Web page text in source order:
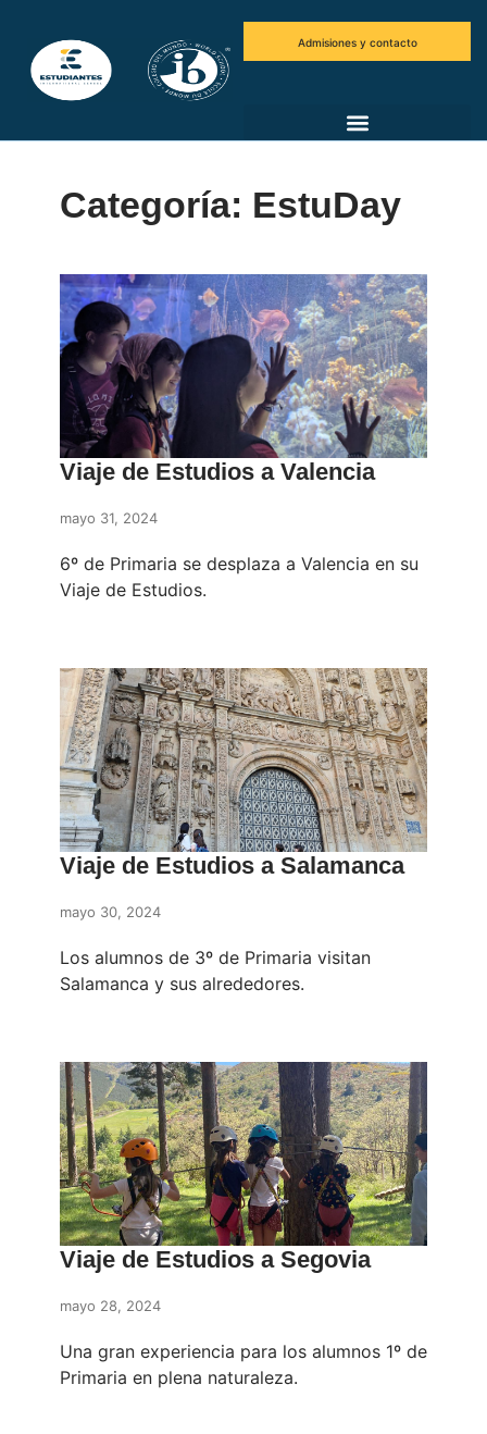
Admisiones y contacto
Categoría: EstuDay
Viaje de Estudios a Valencia
mayo 31, 2024
6º de Primaria se desplaza a Valencia en su
Viaje de Estudios.
Viaje de Estudios a Salamanca
mayo 30, 2024
Los alumnos de 3º de Primaria visitan
Salamanca y sus alrededores.
Viaje de Estudios a Segovia
mayo 28, 2024
Una gran experiencia para los alumnos 1º de
Primaria en plena naturaleza.